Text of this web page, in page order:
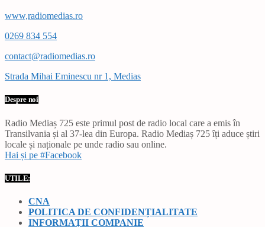
www,radiomedias.ro
0269 834 554
contact@radiomedias.ro
Strada Mihai Eminescu nr 1, Medias
Despre noi
Radio Mediaș 725 este primul post de radio local care a emis în
Transilvania și al 37-lea din Europa. Radio Mediaș 725 îți aduce știri
locale și naționale pe unde radio sau online.
Hai și pe #Facebook
UTILE:
CNA
POLITICA DE CONFIDENȚIALITATE
INFORMAȚII COMPANIE